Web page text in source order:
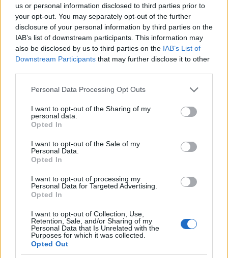
us or personal information disclosed to third parties prior to
your opt-out. You may separately opt-out of the further
disclosure of your personal information by third parties on the
IAB’s list of downstream participants. This information may
also be disclosed by us to third parties on the IAB’s List of
Downstream Participants that may further disclose it to other
Please note that this website/app uses one or more Google
not limited to your visit or usage behaviour. You may click to
grant or deny consent to Google and its third-party tags to
use your data for below specified purposes in below Google
consent section.
Personal Data Processing Opt Outs
I want to opt-out of the Sharing of my
personal data.
Opted In
I want to opt-out of the Sale of my
Personal Data.
Opted In
I want to opt-out of processing my
Personal Data for Targeted Advertising.
Opted In
I want to opt-out of Collection, Use,
Retention, Sale, and/or Sharing of my
Personal Data that Is Unrelated with the
Purposes for which it was collected.
Opted Out
És napjainkban,amit a szovjetek mozinak használtak
(Fotó: Hungary-ru.com)
Bár Közép-Kelet Európa legnagyobb és legmodernebb
tüzérkaszárnyájának építésével már 1909-ben végeztek, az
ingatlankomplexum hivatalos átadására és felszentelésére 1911-ig
tervezett laktanyavárosba 1910-ben már egyébként
Elenor ezredes
főkommandáns vezetése mellett beköltözött a dunai birodalom
uralkodócsalád három tagja:Lipót Szalvátor
a tüzérség
főfelügyelője, József Károly
kereken 100 évvel ezelőtt. Az ünnepi szentmisét
báró Hornig
veszprémi püspök és
osztrák tüzérei rögtön nekiláttak a Škoda és a győri ágyúgyár
termékeinek kipróbálásához, amiről a Vasárnapi Újság 1911.
július 23-i száma így írt:„sokáig az az általános vélemény, hogy a